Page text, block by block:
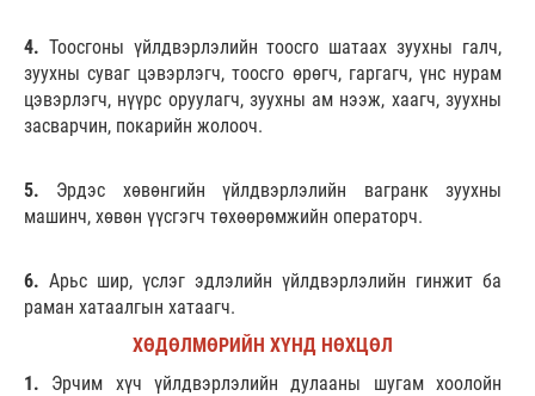
4. Тоосгоны үйлдвэрлэлийн тоосго шатаах зуухны галч,
зуухны суваг цэвэрлэгч, тоосго өрөгч, гаргагч, үнс нурам
цэвэрлэгч, нүүрс оруулагч, зуухны ам нээж, хаагч, зуухны
засварчин, покарийн жолооч.
5. Эрдэс хөвөнгийн үйлдвэрлэлийн вагранк зуухны
машинч, хөвөн үүсгэгч төхөөрөмжийн операторч.
6. Арьс шир, үслэг эдлэлийн үйлдвэрлэлийн гинжит ба
раман хатаалгын хатаагч.
ХӨДӨЛМӨРИЙН ХҮНД НӨХЦӨЛ
1. Эрчим хүч үйлдвэрлэлийн дулааны шугам хоолойн